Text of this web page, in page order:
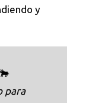
y
para